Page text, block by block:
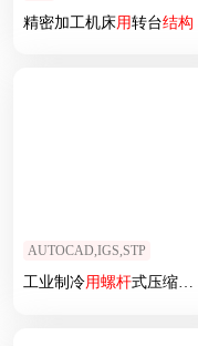
精密加工机床用转台结构
AUTOCAD,IGS,STP
工业制冷用螺杆式压缩机222